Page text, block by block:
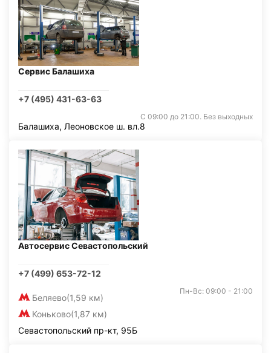
Сервис Балашиха
+7 (495) 431-63-63
С 09:00 до 21:00. Без выходных
Балашиха, Леоновское ш. вл.8
Автосервис Севастопольский
+7 (499) 653-72-12
Беляево(1,59 км)
Коньково(1,87 км)
Пн-Вс: 09:00 - 21:00
Севастопольский пр-кт, 95Б